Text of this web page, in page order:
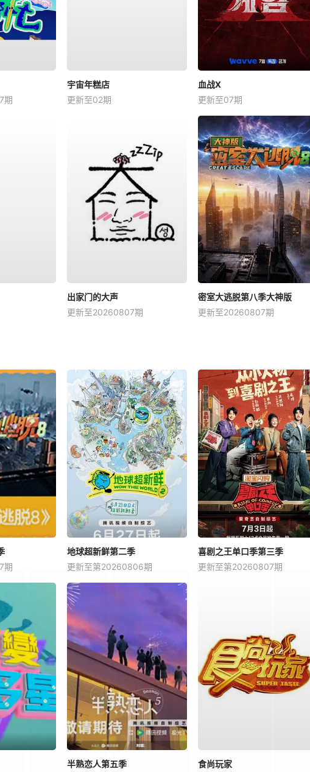
期
宇宙年糕店
更新至02期
血战X
更新至07期
出家门的大声
更新至20260807期
密室大逃脱第八季大神版
更新至20260807期
期
地球超新鲜第二季
更新至第20260806期
喜剧之王单口季第三季
更新至第20260807期
半熟恋人第五季 食尚玩家